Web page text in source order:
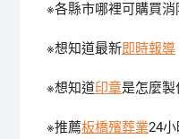
※各縣市哪裡可購買
※想知道最新即時報導
※想知道印章是怎麼製
※推薦板橋殯葬業24